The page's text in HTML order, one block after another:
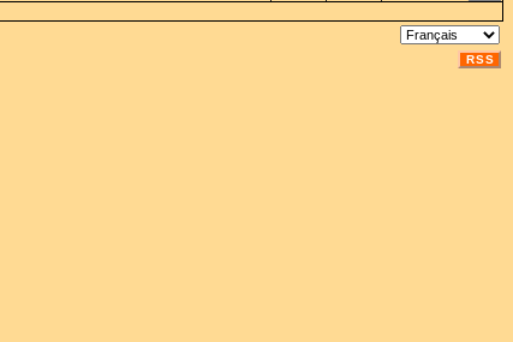
RSS